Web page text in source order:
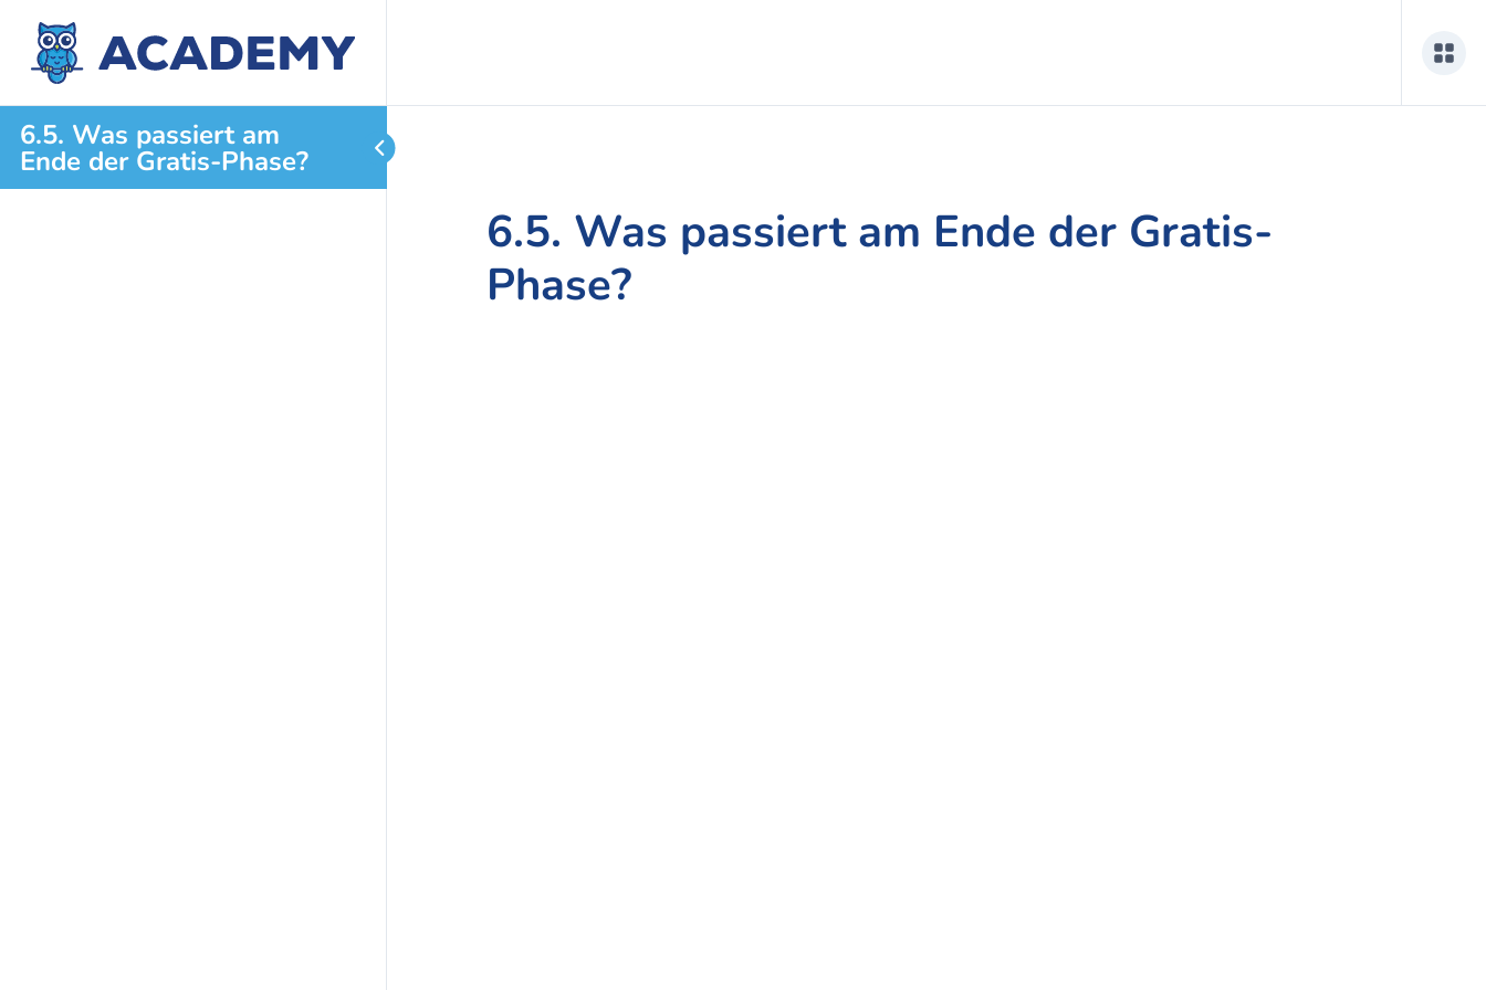
6.5. Was passiert am
Ende der Gratis-Phase?
6.5. Was passiert am Ende der Gratis-
Phase?